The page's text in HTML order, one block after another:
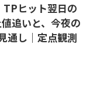
TPヒット翌日の
追いと、今夜の
通し｜定点観測